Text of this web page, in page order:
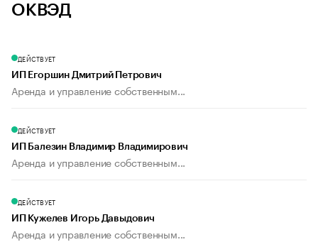
ОКВЭД
ДЕЙСТВУЕТ
ИП Егоршин Дмитрий Петрович
Аренда и управление собственным...
ДЕЙСТВУЕТ
ИП Балезин Владимир Владимирович
Аренда и управление собственным...
ДЕЙСТВУЕТ
ИП Кужелев Игорь Давыдович
Аренда и управление собственным...